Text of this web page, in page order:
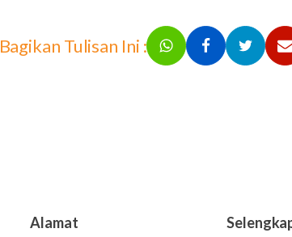
Bagikan Tulisan Ini :
Alamat